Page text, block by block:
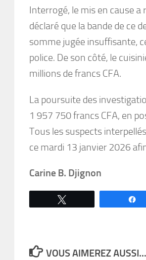
Interrogé, le mis en cause a
déclaré que la bande de ce
somme jugée insuffisante,
police. De son côté, le
millions de francs CFA.
La poursuite des
1 957 750 francs CFA, en
Tous les suspects
ce mardi 13 janvier 2026
Carine B. Djignon
VOUS AIMEREZ AUSSI...